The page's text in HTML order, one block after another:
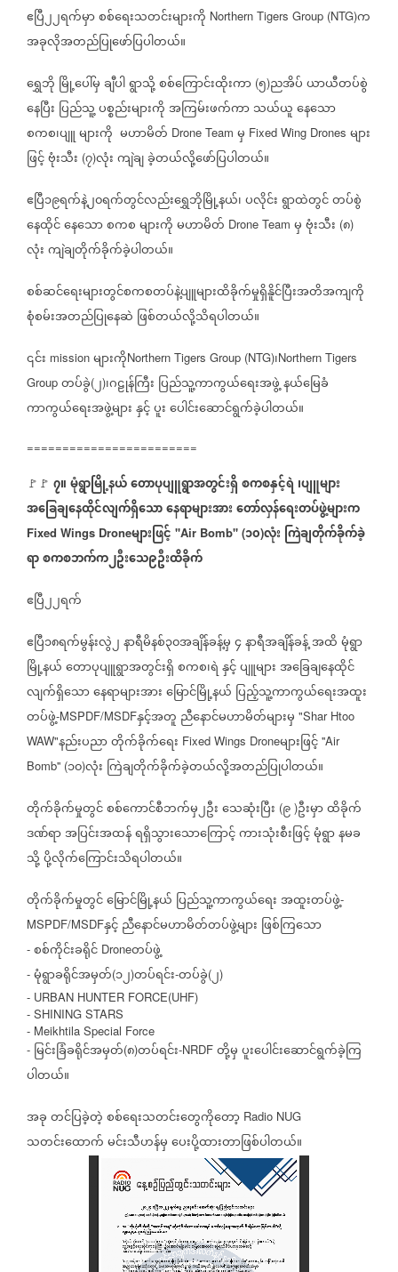
ဧပြီ၂၂ရက်မှာစစ်ရေးသတင်းများကို Northern Tigers Group (NTG)က
အခုလိုအတည်ပြုဖော်ပြပါတယ်။
ရွှေဘို မြို့ပေါ်မှချီပါရွာသို့စစ်ကြောင်းထိုးကာ (၅)ညအိပ်ယာယီတပ်စွဲ
နေပြီး ပြည်သူ့ပစ္စည်းများကိုအကြမ်းဖက်ကာသယ်ယူနေသော
စကစ၊ပျူများကို မဟာမိတ် Drone Team မှ Fixed Wing Drones များ
ဖြင့်ဗုံးသီး (၇)လုံးကျဲချခဲ့တယ်လို့ဖော်ပြပါတယ်။
ဧပြီ၁၉ရက်နဲ့၂၀ရက်တွင်လည်းရွှေဘိုမြို့နယ်၊ပလိုင်းရွာထဲတွင်တပ်စွဲ
နေထိုင်နေသောစကစများကိုမဟာမိတ် Drone Team မှဗုံးသီး (၈)
လုံးကျဲချတိုက်ခိုက်ခဲ့ပါတယ်။
စစ်ဆင်ရေးများတွင်စကစတပ်နဲ့ပျူများထိခိုက်မှုရှိနိူင်ပြီးအတိအကျကို
စုံစမ်းအတည်ပြုနေဆဲ ဖြစ်တယ်လို့သိရပါတယ်။
၎င်း mission များကိုNorthern Tigers Group (NTG)၊Northern Tigers
Group တပ်ခွဲ(၂)၊ဂဠုန်ကြီး ပြည်သူ့ကာကွယ်ရေးအဖွဲ့နယ်မြေခံ
ကာကွယ်ရေးအဖွဲ့များနှင့်ပူးပေါင်းဆောင်ရွက်ခဲ့ပါတယ်။
========================
🚩🚩 ၇။မုံရွာမြို့နယ်တောပုပျူရွာအတွင်းရှိစကစနှင့်ရဲ ၊ပျူများ
အခြေချနေထိုင်လျက်ရှိသောနေရာများအားတော်လှန်ရေးတပ်ဖွဲ့များက
Fixed Wings Droneများဖြင့် ''Air Bomb'' (၁၀)လုံး ကြဲချတိုက်ခိုက်ခဲ့
ရာစကစဘက်က၂ဦးသေ၉ဦးထိခိုက်
ဧပြီ၂၂ရက်
ဧပြီ၁၈ရက်မွန်းလွဲ၂နာရီမိနစ်၃၀အချိန်ခန့်မှ၄နာရီအချိန်ခန့်အထိမုံရွာ
မြို့နယ်တောပုပျူရွာအတွင်းရှိစကစ၊ရဲနှင့်ပျူများအခြေချနေထိုင်
လျက်ရှိသောနေရာများအားမြောင်မြို့နယ် ပြည့်သူ့ကာကွယ်ရေးအထူး
တပ်ဖွဲ့-MSPDF/MSDFနှင့်အတူ ညီနောင်မဟာမိတ်များမှ "Shar Htoo
WAW"နည်းပညာတိုက်ခိုက်ရေး Fixed Wings Droneများဖြင့် ''Air
Bomb'' (၁၀)လုံး ကြဲချတိုက်ခိုက်ခဲ့တယ်လို့အတည်ပြုပါတယ်။
တိုက်ခိုက်မှုတွင်စစ်ကောင်စီဘက်မှ၂ဦးသေဆုံးပြီး (၉ )ဦးမှာထိခိုက်
ဒဏ်ရာအပြင်းအထန်ရရှိသွားသောကြောင့်ကားသုံးစီးဖြင့်မုံရွာနမခ
သို့ပို့လိုက်ကြောင်းသိရပါတယ်။
တိုက်ခိုက်မှုတွင်မြောင်မြို့နယ် ပြည်သူ့ကာကွယ်ရေးအထူးတပ်ဖွဲ့-
MSPDF/MSDFနှင့်ညီနောင်မဟာမိတ်တပ်ဖွဲ့များ ဖြစ်ကြသော
- စစ်ကိုင်းခရိုင် Droneတပ်ဖွဲ့
- မုံရွာခရိုင်အမှတ်(၁၂)တပ်ရင်း-တပ်ခွဲ(၂)
- URBAN HUNTER FORCE(UHF)
- SHINING STARS
- Meikhtila Special Force
- မြင်းခြံခရိုင်အမှတ်(၈)တပ်ရင်း-NRDF တို့မှပူးပေါင်းဆောင်ရွက်ခဲ့ကြ
ပါတယ်။
အခုတင်ပြခဲ့တဲ့စစ်ရေးသတင်း‌တွေကိုတော့ Radio NUG
သတင်းထောက်မင်းသီဟန်မှပေးပို့ထားတာဖြစ်ပါတယ်။